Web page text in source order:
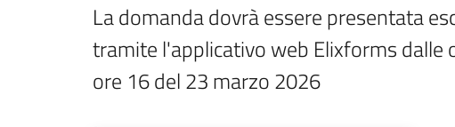
La domanda dovrà essere presentata
tramite l'applicativo web Elixforms dalle
ore 16 del 23 marzo 2026